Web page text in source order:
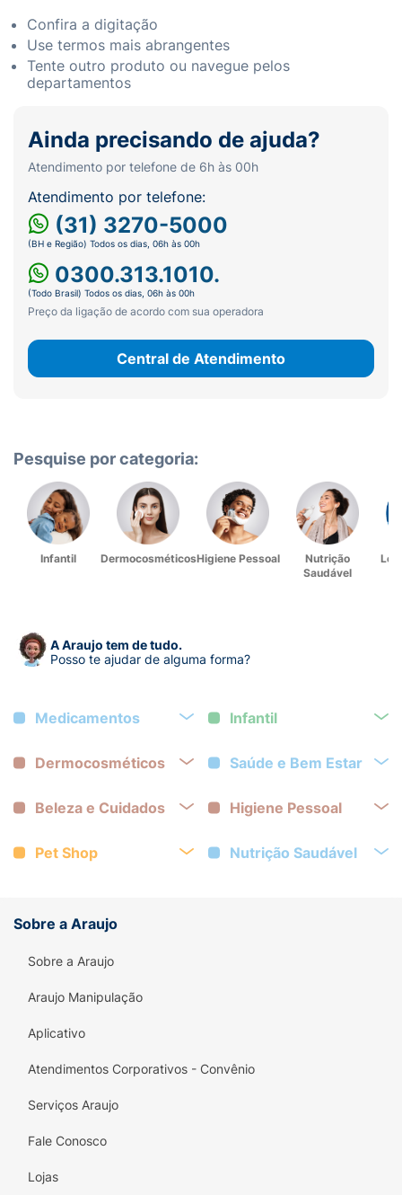
Confira a digitação
Use termos mais abrangentes
Tente outro produto ou navegue pelos
departamentos
Ainda precisando de ajuda?
Atendimento por telefone de 6h às 00h
Atendimento por telefone:
(31) 3270-5000
(BH e Região) Todos os dias, 06h às 00h
0300.313.1010.
(Todo Brasil) Todos os dias, 06h às 00h
Preço da ligação de acordo com sua operadora
Central de Atendimento
Pesquise por categoria:
Infantil DermocosméticosHigiene Pessoal
Nutrição
Saudável
A Araujo tem de tudo.
Posso te ajudar de alguma forma?
Medicamentos Infantil
Dermocosméticos Saúde e Bem Estar
Beleza e Cuidados Higiene Pessoal
Pet Shop Nutrição Saudável
Sobre a Araujo
Sobre a Araujo
Araujo Manipulação
Aplicativo
Atendimentos Corporativos - Convênio
Serviços Araujo
Fale Conosco
Lojas